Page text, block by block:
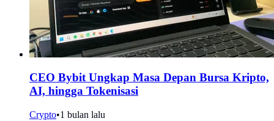
CEO Bybit Ungkap Masa Depan Bursa Kripto,
AI, hingga Tokenisasi
Crypto•1 bulan lalu